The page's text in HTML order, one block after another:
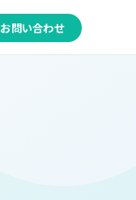
お問い合わせ